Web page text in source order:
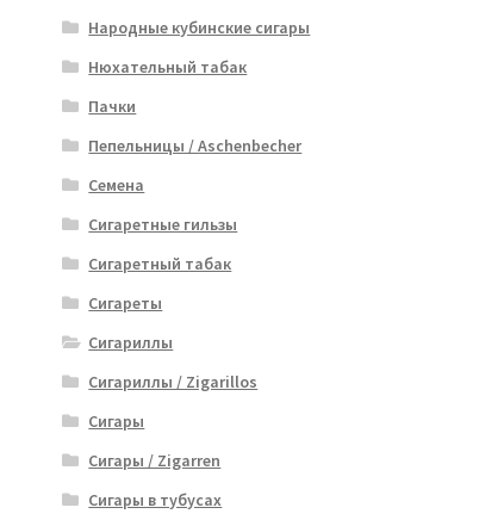
Народные кубинские сигары
Нюхательный табак
Пачки
Пепельницы / Aschenbecher
Семена
Сигаретные гильзы
Сигаретный табак
Сигареты
Сигариллы
Сигариллы / Zigarillos
Сигары
Сигары / Zigarren
Сигары в тубусах